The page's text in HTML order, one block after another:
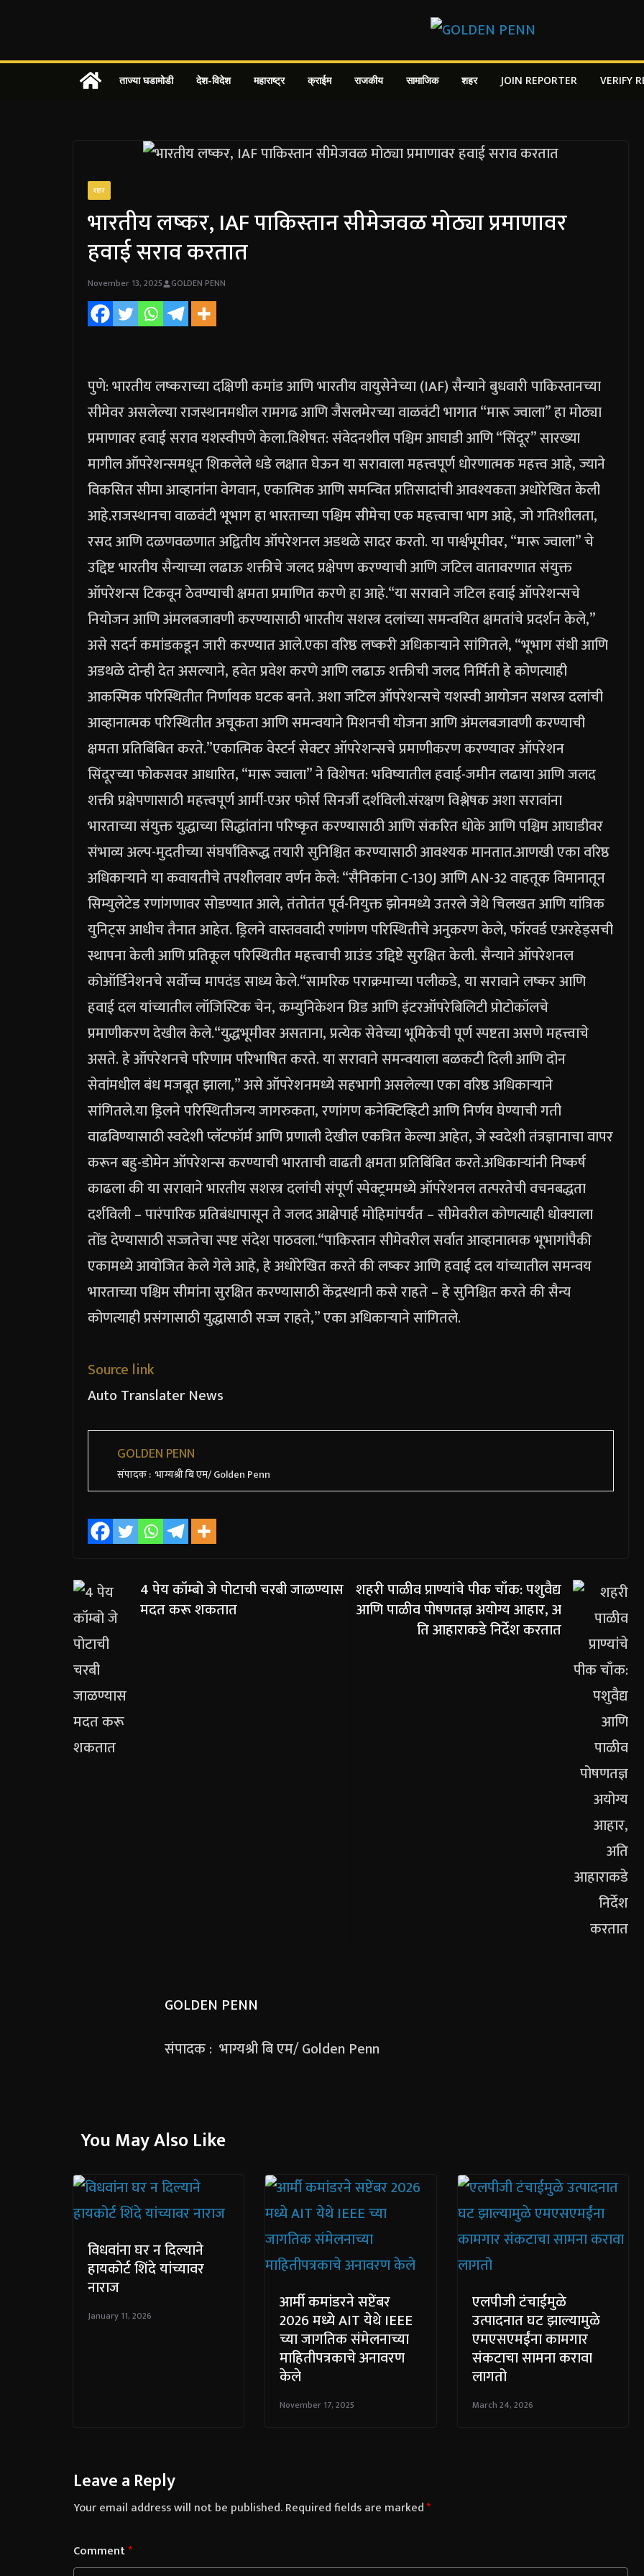
content
ताज्या घडामोडी देश-विदेश महाराष्ट्र क्राईम राजकीय सामाजिक शहर JOIN REPORTER VERIFY
शहर
भारतीय लष्कर, IAF पाकिस्तान सीमेजवळ मोठ्या प्रमाणावर
हवाई सराव करतात
November 13, 2025 GOLDEN PENN
पुणे: भारतीय लष्कराच्या दक्षिणी कमांड आणि भारतीय वायुसेनेच्या (IAF) सैन्याने बुधवारी पाकिस्तानच्या
सीमेवर असलेल्या राजस्थानमधील रामगढ आणि जैसलमेरच्या वाळवंटी भागात “मारू ज्वाला” हा मोठ्या
प्रमाणावर हवाई सराव यशस्वीपणे केला.विशेषत: संवेदनशील पश्चिम आघाडी आणि “सिंदूर” सारख्या
मागील ऑपरेशन्समधून शिकलेले धडे लक्षात घेऊन या सरावाला महत्त्वपूर्ण धोरणात्मक महत्त्व आहे, ज्याने
विकसित सीमा आव्हानांना वेगवान, एकात्मिक आणि समन्वित प्रतिसादांची आवश्यकता अधोरेखित केली
आहे.राजस्थानचा वाळवंटी भूभाग हा भारताच्या पश्चिम सीमेचा एक महत्त्वाचा भाग आहे, जो गतिशीलता,
रसद आणि दळणवळणात अद्वितीय ऑपरेशनल अडथळे सादर करतो.या पार्श्वभूमीवर, “मारू ज्वाला” चे
उद्दिष्ट भारतीय सैन्याच्या लढाऊ शक्तीचे जलद प्रक्षेपण करण्याची आणि जटिल वातावरणात संयुक्त
ऑपरेशन्स टिकवून ठेवण्याची क्षमता प्रमाणित करणे हा आहे.“या सरावाने जटिल हवाई ऑपरेशन्सचे
नियोजन आणि अंमलबजावणी करण्यासाठी भारतीय सशस्त्र दलांच्या समन्वयित क्षमतांचे प्रदर्शन केले,”
असे सदर्न कमांडकडून जारी करण्यात आले.एका वरिष्ठ लष्करी अधिकाऱ्याने सांगितले, “भूभाग संधी आणि
अडथळे दोन्ही देत ​​असल्याने, हवेत प्रवेश करणे आणि लढाऊ शक्तीची जलद निर्मिती हे कोणत्याही
आकस्मिक परिस्थितीत निर्णायक घटक बनते. अशा जटिल ऑपरेशन्सचे यशस्वी आयोजन सशस्त्र दलांची
आव्हानात्मक परिस्थितीत अचूकता आणि समन्वयाने मिशनची योजना आणि अंमलबजावणी करण्याची
क्षमता प्रतिबिंबित करते.”एकात्मिक वेस्टर्न सेक्टर ऑपरेशन्सचे प्रमाणीकरण करण्यावर ऑपरेशन
सिंदूरच्या फोकसवर आधारित, “मारू ज्वाला” ने विशेषत: भविष्यातील हवाई-जमीन लढाया आणि जलद
शक्ती प्रक्षेपणासाठी महत्त्वपूर्ण आर्मी-एअर फोर्स सिनर्जी दर्शविली.संरक्षण विश्लेषक अशा सरावांना
भारताच्या संयुक्त युद्धाच्या सिद्धांतांना परिष्कृत करण्यासाठी आणि संकरित धोके आणि पश्चिम आघाडीवर
संभाव्य अल्प-मुदतीच्या संघर्षांविरूद्ध तयारी सुनिश्चित करण्यासाठी आवश्यक मानतात.आणखी एका वरिष्ठ
अधिकाऱ्याने या कवायतीचे तपशीलवार वर्णन केले: “सैनिकांना C-130J आणि AN-32 वाहतूक विमानातून
सिम्युलेटेड रणांगणावर सोडण्यात आले, तंतोतंत पूर्व-नियुक्त झोनमध्ये उतरले जेथे चिलखत आणि यांत्रिक
युनिट्स आधीच तैनात आहेत.ड्रिलने वास्तववादी रणांगण परिस्थितीचे अनुकरण केले, फॉरवर्ड एअरहेड्सची
स्थापना केली आणि प्रतिकूल परिस्थितीत महत्त्वाची ग्राउंड उद्दिष्टे सुरक्षित केली. सैन्याने ऑपरेशनल
कोऑर्डिनेशनचे सर्वोच्च मापदंड साध्य केले.“सामरिक पराक्रमाच्या पलीकडे, या सरावाने लष्कर आणि
हवाई दल यांच्यातील लॉजिस्टिक चेन, कम्युनिकेशन ग्रिड आणि इंटरऑपरेबिलिटी प्रोटोकॉलचे
प्रमाणीकरण देखील केले.“युद्धभूमीवर असताना, प्रत्येक सेवेच्या भूमिकेची पूर्ण स्पष्टता असणे महत्त्वाचे
असते.हे ऑपरेशनचे परिणाम परिभाषित करते. या सरावाने समन्वयाला बळकटी दिली आणि दोन
सेवांमधील बंध मजबूत झाला,” असे ऑपरेशनमध्ये सहभागी असलेल्या एका वरिष्ठ अधिकाऱ्याने
सांगितले.या ड्रिलने परिस्थितीजन्य जागरुकता, रणांगण कनेक्टिव्हिटी आणि निर्णय घेण्याची गती
वाढविण्यासाठी स्वदेशी प्लॅटफॉर्म आणि प्रणाली देखील एकत्रित केल्या आहेत, जे स्वदेशी तंत्रज्ञानाचा वापर
करून बहु-डोमेन ऑपरेशन्स करण्याची भारताची वाढती क्षमता प्रतिबिंबित करते.अधिकाऱ्यांनी निष्कर्ष
काढला की या सरावाने भारतीय सशस्त्र दलांची संपूर्ण स्पेक्ट्रममध्ये ऑपरेशनल तत्परतेची वचनबद्धता
दर्शविली – पारंपारिक प्रतिबंधापासून ते जलद आक्षेपार्ह मोहिमांपर्यंत – सीमेवरील कोणत्याही धोक्याला
तोंड देण्यासाठी सज्जतेचा स्पष्ट संदेश पाठवला.“पाकिस्तान सीमेवरील सर्वात आव्हानात्मक भूभागांपैकी
एकामध्ये आयोजित केले गेले आहे, हे अधोरेखित करते की लष्कर आणि हवाई दल यांच्यातील समन्वय
भारताच्या पश्चिम सीमांना सुरक्षित करण्यासाठी केंद्रस्थानी कसे राहते – हे सुनिश्चित करते की सैन्य
कोणत्याही प्रसंगासाठी युद्धासाठी सज्ज राहते,” एका अधिकाऱ्याने सांगितले.
Source link
Auto Translater News
GOLDEN PENN
संपादक : भाग्यश्री बि एम/ Golden Penn
4 पेय कॉम्बो जे पोटाची चरबी जाळण्यास
मदत करू शकतात
शहरी पाळीव प्राण्यांचे पीक चाँक: पशुवैद्य
आणि पाळीव पोषणतज्ञ अयोग्य आहार, अ
ति आहाराकडे निर्देश करतात
GOLDEN PENN
संपादक : भाग्यश्री बि एम/ Golden Penn
You May Also Like
विधवांना घर न दिल्याने
हायकोर्ट शिंदे यांच्यावर
नाराज
January 11, 2026
आर्मी कमांडरने सप्टेंबर
2026 मध्ये AIT येथे IEEE
च्या जागतिक संमेलनाच्या
माहितीपत्रकाचे अनावरण
केले
November 17, 2025
एलपीजी टंचाईमुळे
उत्पादनात घट झाल्यामुळे
एमएसएमईंना कामगार
संकटाचा सामना करावा
लागतो
March 24, 2026
Leave a Reply
Your email address will not be published.Required fields are marked*
Comment*